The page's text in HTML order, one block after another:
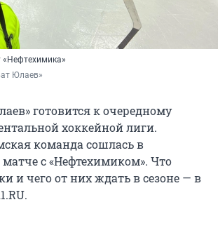
«Нефтехимика»
Юлаев»
готовится к очередному
хоккейной лиги.
команда сошлась в
с «Нефтехимиком». Что
и чего от них ждать в сезоне — в